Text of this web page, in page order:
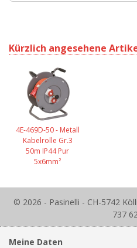
Kürzlich angesehene
4E-469D-50 - Metall
Kabelrolle Gr.3
50m IP44 Pur
5x6mm²
© 2026 - Pasinelli - CH-5742
737
Meine Daten